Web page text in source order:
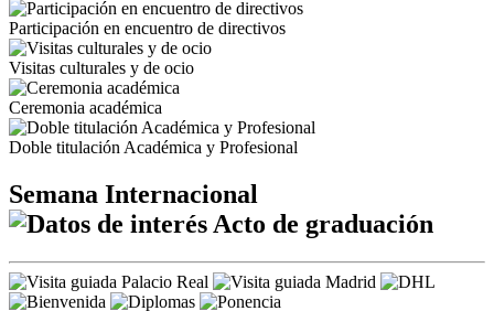
Participación en encuentro de directivos
Visitas culturales y de ocio
Ceremonia académica
Doble titulación Académica y Profesional
Semana Internacional
Acto de graduación